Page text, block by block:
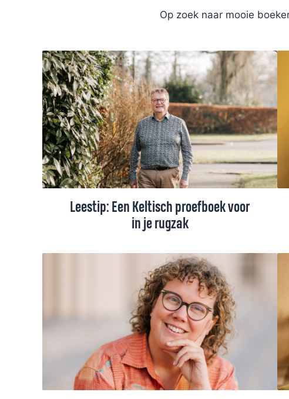
Op zoek naar mooie
Leestip: Een Keltisch proefboek voor
in je rugzak
Ontmoet je God in de natuur? Kan een
wandeling in de hoge bergen je geloof
verdiepen? Is de natuur een spiegel van
onze ziel? Martin Snaterse raakte
geïnspireerd door de gebeden,
overwegingen en gedichten van David
Cole.